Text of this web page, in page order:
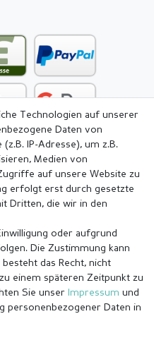
Technologien auf unserer
Daten von
IP-Adresse), um z.B.
Medien von
auf unsere Website zu
erfolgt erst durch gesetzte
Dritten, die wir in den
oder aufgrund
Die Zustimmung kann
das Recht, nicht
einem späteren Zeitpunkt zu
Sie unser Impressum und
personenbezogener Daten in